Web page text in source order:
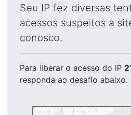
Seu IP fez diversas
acessos suspeitos a
conosco.
Para liberar o acesso do IP
responda ao desafio abaixo.